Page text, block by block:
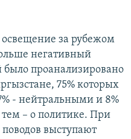
за рубежом
негативный
было проанализировано
75% которых
- нейтральными и 8%
– о политике. При
выступают